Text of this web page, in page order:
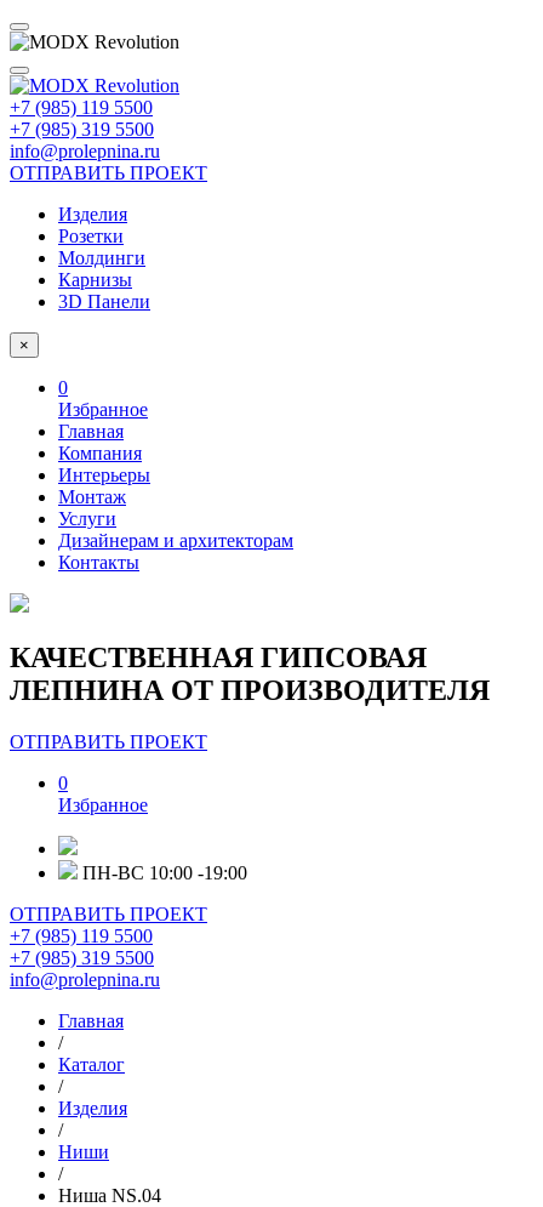
+7 (985) 119 5500
+7 (985) 319 5500
info@prolepnina.ru
ОТПРАВИТЬ ПРОЕКТ
Изделия
Розетки
Молдинги
Карнизы
3D Панели
×
0
Избранное
Главная
Компания
Интерьеры
Монтаж
Услуги
Дизайнерам и архитекторам
Контакты
КАЧЕСТВЕННАЯ ГИПСОВАЯ
ЛЕПНИНА ОТ ПРОИЗВОДИТЕЛЯ
ОТПРАВИТЬ ПРОЕКТ
0
Избранное
ПН-ВС 10:00 -19:00
ОТПРАВИТЬ ПРОЕКТ
+7 (985) 119 5500
+7 (985) 319 5500
info@prolepnina.ru
Главная
/
Каталог
/
Изделия
/
Ниши
/
Ниша NS.04